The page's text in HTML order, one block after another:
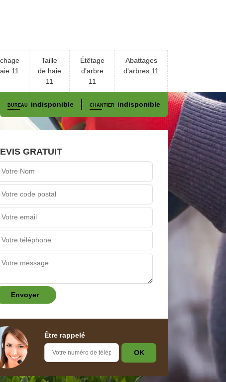
11
Taille
de haie
11
Étêtage
d'arbre
11
Abattages
d'arbres 11
BUREAU indisponible CHANTIER indisponible
GRATUIT
Être rappelé